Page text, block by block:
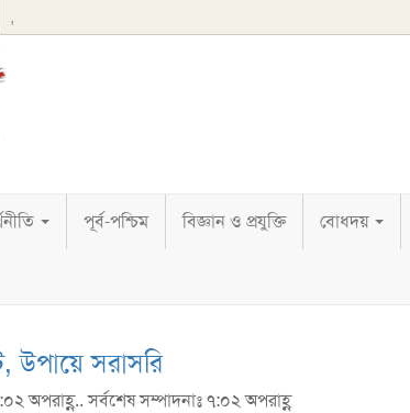
,
পূর্ব-পশ্চিম বিজ্ঞান ও প্রযুক্তি বোধদয়
উপায়ে সরাসরি
অপরাহ্ণ.. সর্বশেষ সম্পাদনাঃ ৭:০২ অপরাহ্ণ